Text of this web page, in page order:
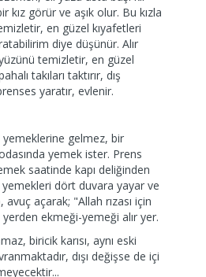
kız görür ve aşık olur. Bu kızla
en güzel kıyafetleri
diye düşünür. Alır
temizletir, en güzel
takıları taktırır, dış
yaratır, evlenir.
gelmez, bir
yemek ister. Prens
saatinde kapı deliğinden
yemekleri dört duvara yayar ve
avuç açarak; "Allah rızası için
ekmeği-yemeği alır yer.
biricik karısı, aynı eski
dışı değişse de içi